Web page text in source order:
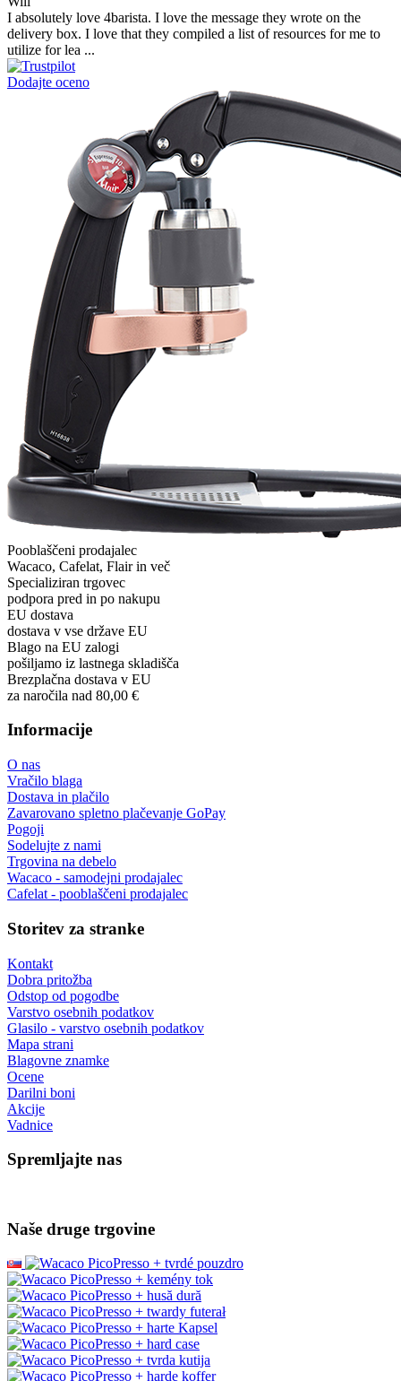
Victor M.
Very professional, fast shipping, will buy again
Ihor Zlobin
Fantastisk upplevelse från början till slut. Snabb leverans, mycket
bra kommunikation och produkter av hög kvalitet. Allt kom
Fast delivery. Good communication and feedback throughout the
order procedure and delivery.
Martynas Sagaitis
Great product. Game changer.
I absolutely love 4barista. I love the message they wrote on the
delivery box. I love that they compiled a list of resources for me to
utilize for lea ...
Dodajte oceno
Pooblaščeni prodajalec
Wacaco, Cafelat, Flair in več
Specializiran trgovec
podpora pred in po nakupu
EU dostava
dostava v vse države EU
Blago na EU zalogi
pošiljamo iz lastnega skladišča
Brezplačna dostava v EU
Informacije
O nas
Vračilo blaga
Dostava in plačilo
Zavarovano spletno plačevanje GoPay
Pogoji
Sodelujte z nami
Trgovina na debelo
Wacaco - samodejni prodajalec
Cafelat - pooblaščeni prodajalec
Kontakt
Dobra pritožba
Odstop od pogodbe
Varstvo osebnih podatkov
Glasilo - varstvo osebnih podatkov
Mapa strani
Blagovne znamke
Ocene
Darilni boni
Akcije